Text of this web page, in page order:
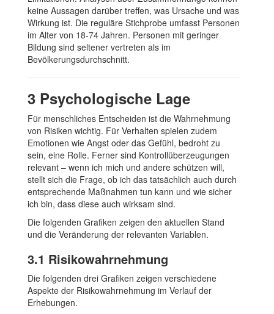
keine Aussagen darüber treffen, was Ursache und was
Wirkung ist. Die reguläre Stichprobe umfasst Personen
im Alter von 18-74 Jahren. Personen mit geringer
Bildung sind seltener vertreten als im
Bevölkerungsdurchschnitt.
3 Psychologische Lage
Für menschliches Entscheiden ist die Wahrnehmung
von Risiken wichtig. Für Verhalten spielen zudem
Emotionen wie Angst oder das Gefühl, bedroht zu
sein, eine Rolle. Ferner sind Kontrollüberzeugungen
relevant – wenn ich mich und andere schützen will,
stellt sich die Frage, ob ich das tatsächlich auch durch
entsprechende Maßnahmen tun kann und wie sicher
ich bin, dass diese auch wirksam sind.
Die folgenden Grafiken zeigen den aktuellen Stand
und die Veränderung der relevanten Variablen.
3.1 Risikowahrnehmung
Die folgenden drei Grafiken zeigen verschiedene
Aspekte der Risikowahrnehmung im Verlauf der
Erhebungen.